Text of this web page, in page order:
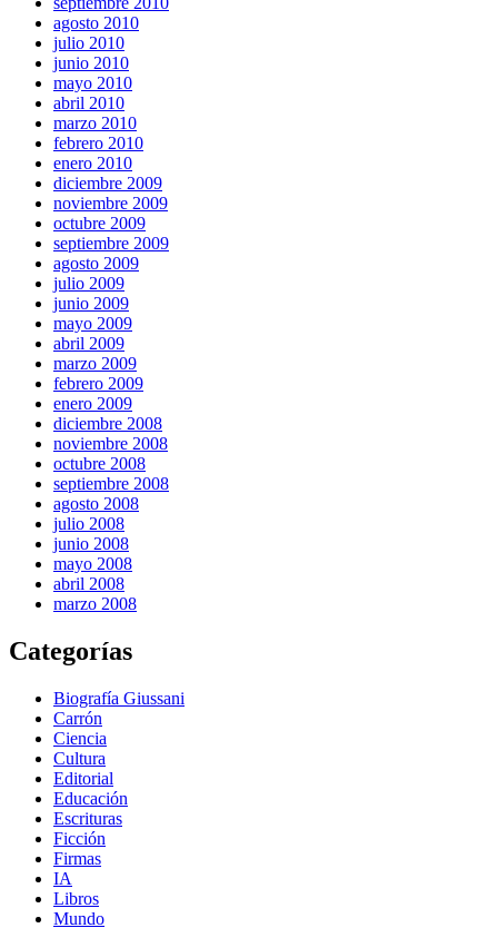
agosto 2010
julio 2010
junio 2010
mayo 2010
abril 2010
marzo 2010
febrero 2010
enero 2010
diciembre 2009
noviembre 2009
octubre 2009
septiembre 2009
agosto 2009
julio 2009
junio 2009
mayo 2009
abril 2009
marzo 2009
febrero 2009
enero 2009
diciembre 2008
noviembre 2008
octubre 2008
septiembre 2008
agosto 2008
julio 2008
junio 2008
mayo 2008
abril 2008
marzo 2008
Categorías
Biografía Giussani
Carrón
Ciencia
Cultura
Editorial
Educación
Escrituras
Ficción
Firmas
IA
Libros
Mundo